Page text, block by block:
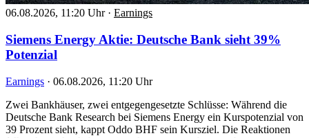
06.08.2026, 11:20 Uhr · Earnings
Siemens Energy Aktie: Deutsche Bank sieht 39%
Potenzial
Earnings · 06.08.2026, 11:20 Uhr
Zwei Bankhäuser, zwei entgegengesetzte Schlüsse: Während die
Deutsche Bank Research bei Siemens Energy ein Kurspotenzial von
39 Prozent sieht, kappt Oddo BHF sein Kursziel. Die Reaktionen